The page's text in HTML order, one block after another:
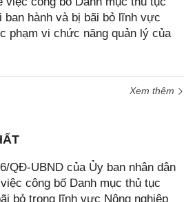
ban hành và bị bãi bỏ lĩnh vực
phạm vi chức năng quản lý của
Xem thêm
QĐ-UBND của Ủy ban nhân dân
công bố Danh mục thủ tục
bỏ trong lĩnh vực Nông nghiệp